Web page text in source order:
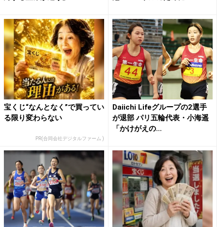
宝くじ“なんとなく”で買ってい
る限り変わらない
PR(合同会社デジタルファーム )
Daiichi Lifeグループの2選手
が退部 パリ五輪代表・小海遥
「かけがえの...